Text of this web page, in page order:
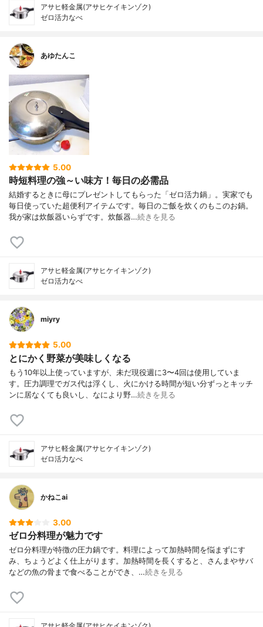
アサヒ軽金属(アサヒケイキンゾク)
ゼロ活力なべ
あゆたんこ
5.00
時短料理の強～い味方！毎日の必需品
結婚するときに母にプレゼントしてもらった「ゼロ活力鍋」。実家でも
毎日使っていた超便利アイテムです。毎日のご飯を炊くのもこのお鍋。
我が家は炊飯器いらずです。炊飯器…続きを見る
アサヒ軽金属(アサヒケイキンゾク)
ゼロ活力なべ
miyry
5.00
とにかく野菜が美味しくなる
もう10年以上使っていますが、未だ現役週に3〜4回は使用していま
す。圧力調理でガス代は浮くし、火にかける時間が短い分ずっとキッチ
ンに居なくても良いし、なにより野…続きを見る
アサヒ軽金属(アサヒケイキンゾク)
ゼロ活力なべ
かねこai
3.00
ゼロ分料理が魅力です
ゼロ分料理が特徴の圧力鍋です。料理によって加熱時間を悩まずにす
み、ちょうどよく仕上がります。加熱時間を長くすると、さんまやサバ
などの魚の骨まで食べることができ、…続きを見る